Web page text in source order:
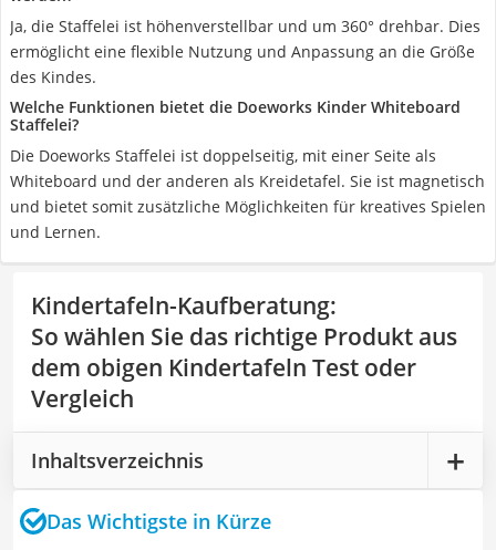
Ja, die Staffelei ist höhenverstellbar und um 360° drehbar. Dies
ermöglicht eine flexible Nutzung und Anpassung an die Größe
des Kindes.
Welche Funktionen bietet die Doeworks Kinder Whiteboard
Staffelei?
Die Doeworks Staffelei ist doppelseitig, mit einer Seite als
Whiteboard und der anderen als Kreidetafel. Sie ist magnetisch
und bietet somit zusätzliche Möglichkeiten für kreatives Spielen
und Lernen.
Kindertafeln-Kaufberatung:
So wählen Sie das richtige Produkt aus
dem obigen Kindertafeln Test oder
Vergleich
Inhaltsverzeichnis
Das Wichtigste in Kürze